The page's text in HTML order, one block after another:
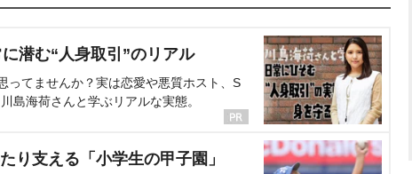
潜む“人身取引”のリアル
ってませんか？実は恋愛や悪質ホスト、S
島海荷さんと学ぶリアルな実態。
り支える「小学生の甲子園」